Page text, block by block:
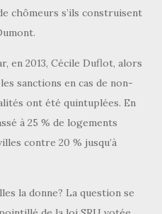
chômeurs s’ils construisent
en 2013, Cécile Duflot, alors
sanctions en cas de non-
ont été quintuplées. En
à 25 % de logements
contre 20 % jusqu’à
la donne? La question se